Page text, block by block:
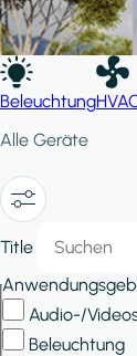
Beleuchtung
Alle Geräte
Filters
Title
Audio-/
Beleuchtung